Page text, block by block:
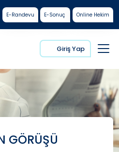
E-Randevu E-Sonuç Online Hekim
Giriş Yap
GÖRÜŞÜ